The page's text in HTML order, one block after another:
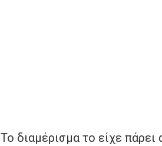
Το διαμέρισμα το είχε